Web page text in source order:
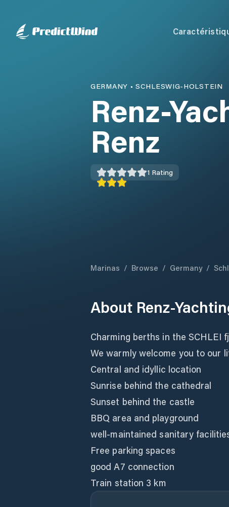
GERMANY •SCHLESWIG-HOLSTEIN
Renz-
Renz
1 Rating
Marinas / Browse / Germany /
About Renz-
Charming berths in the SCHLEI
We warmly welcome you to our
Central and idyllic location
Sunrise behind the cathedral
Sunset behind the castle
BBQ area and playground
well-maintained sanitary
Free parking spaces
good A7 connection
Train station 3 km